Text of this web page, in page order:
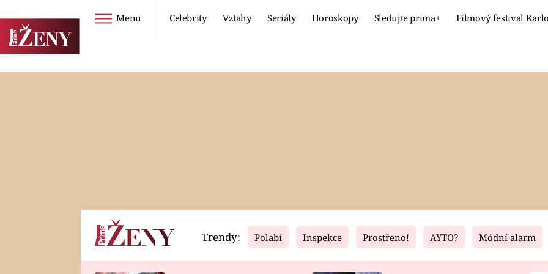
Menu Celebrity Vztahy Seriály Horoskopy Sledujte prima+ Filmový festival
Horoskopy Video Fresh Living
Trendy: Polabí Inspekce Prostřeno! AYTO? Módní alarm